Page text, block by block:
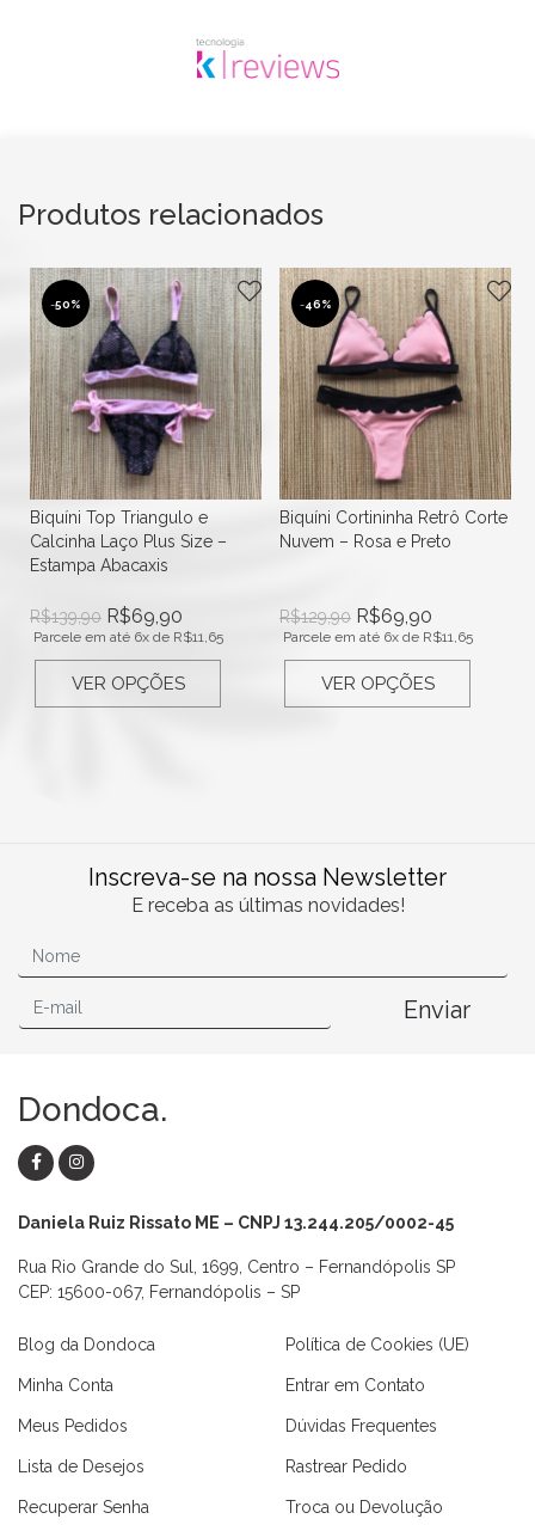
Produtos relacionados
-50%
Biquíni Top Triangulo e
Calcinha Laço Plus Size –
Estampa Abacaxis
R$139,90 R$69,90
Parcele em até 6x de R$11,65
VER OPÇÕES
-46%
Biquíni Cortininha Retrô Corte
Nuvem – Rosa e Preto
R$129,90 R$69,90
Parcele em até 6x de R$11,65
VER OPÇÕES
Inscreva-se na nossa Newsletter
E receba as últimas novidades!
Enviar
Dondoca.
Daniela Ruiz Rissato ME – CNPJ 13.244.205/0002-45
Rua Rio Grande do Sul, 1699, Centro – Fernandópolis SP
CEP: 15600-067, Fernandópolis – SP
Blog da Dondoca
Minha Conta
Meus Pedidos
Lista de Desejos
Recuperar Senha
Política de Cookies (UE)
Entrar em Contato
Dúvidas Frequentes
Rastrear Pedido
Troca ou Devolução